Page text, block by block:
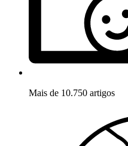
Mais de 10.750 artigos